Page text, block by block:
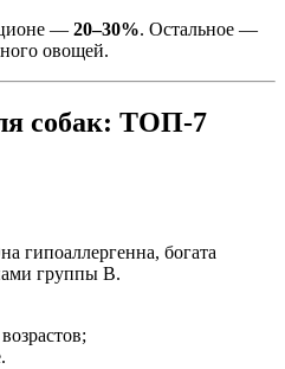
— 20–30%. Остальное —
овощей.
собак: ТОП-7
гипоаллергенна, богата
группы B.